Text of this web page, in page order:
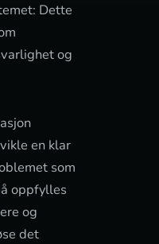
Dette
og
en klar
som
oppfylles
og
det